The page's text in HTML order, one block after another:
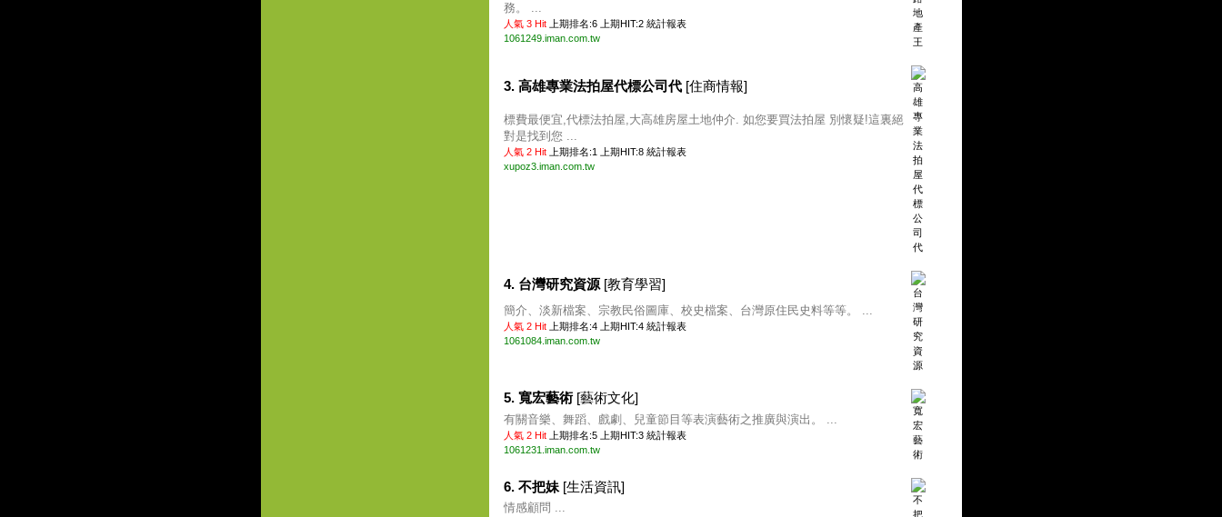
務。 ...
人氣 3 Hit 上期排名:6 上期HIT:2 統計報表
1061249.iman.com.tw
3. 高雄專業法拍屋代標公司代 [住商情報]
標費最便宜,代標法拍屋,大高雄房屋土地仲介. 如您要買法拍屋 別懷疑!這裏絕
對是找到您 ...
人氣 2 Hit 上期排名:1 上期HIT:8 統計報表
xupoz3.iman.com.tw
4. 台灣研究資源 [教育學習]
簡介、淡新檔案、宗教民俗圖庫、校史檔案、台灣原住民史料等等。 ...
人氣 2 Hit 上期排名:4 上期HIT:4 統計報表
1061084.iman.com.tw
5. 寬宏藝術 [藝術文化]
有關音樂、舞蹈、戲劇、兒童節目等表演藝術之推廣與演出。 ...
人氣 2 Hit 上期排名:5 上期HIT:3 統計報表
1061231.iman.com.tw
6. 不把妹 [生活資訊]
情感顧問 ...